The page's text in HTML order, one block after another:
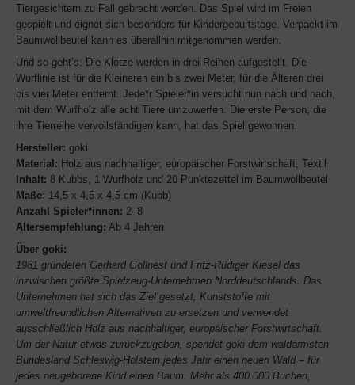
Tiergesichtern zu Fall gebracht werden. Das Spiel wird im Freien
gespielt und eignet sich besonders für Kindergeburtstage. Verpackt im
Baumwollbeutel kann es überallhin mitgenommen werden.
Und so geht’s: Die Klötze werden in drei Reihen aufgestellt. Die
Wurflinie ist für die Kleineren ein bis zwei Meter, für die Älteren drei
bis vier Meter entfernt. Jede*r Spieler*in versucht nun nach und nach,
mit dem Wurfholz alle acht Tiere umzuwerfen. Die erste Person, die
ihre Tierreihe vervollständigen kann, hat das Spiel gewonnen.
Hersteller: goki
Material: Holz aus nachhaltiger, europäischer Forstwirtschaft; Textil
Inhalt: 8 Kubbs, 1 Wurfholz und 20 Punktezettel im Baumwollbeutel
Maße: 14,5 x 4,5 x 4,5 cm (Kubb)
Anzahl Spieler*innen: 2–8
Altersempfehlung: Ab 4 Jahren
Über goki:
1981 gründeten Gerhard Gollnest und Fritz-Rüdiger Kiesel das
inzwischen größte Spielzeug-Unternehmen Norddeutschlands. Das
Unternehmen hat sich das Ziel gesetzt, Kunststoffe mit
umweltfreundlichen Alternativen zu ersetzen und verwendet
ausschließlich Holz aus nachhaltiger, europäischer Forstwirtschaft.
Um der Natur etwas zurückzugeben, spendet goki dem waldärmsten
Bundesland Schleswig-Holstein jedes Jahr einen neuen Wald – für
jedes neugeborene Kind einen Baum. Mehr als 400.000 Buchen,